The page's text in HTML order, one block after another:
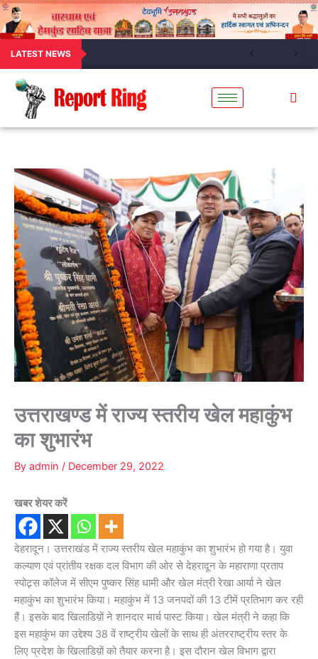
LATEST NEWS
उत्तराखण्ड में राज्य स्तरीय खेल महाकुंभ
का शुभारंभ
By admin / December 29, 2022
खबर शेयर करें
देहरादून। उत्तराखंड में राज्य स्तरीय खेल महाकुंभ का शुभारंभ हो गया है। युवा
कल्याण एवं प्रांतीय रक्षक दल विभाग की ओर से देहरादून के महाराणा प्रताप
स्पोट्र्स कॉलेज में सीएम पुष्कर सिंह धामी और खेल मंत्री रेखा आर्या ने खेल
महाकुंभ का शुभारंभ किया। महाकुंभ में 13 जनपदों की 13 टीमें प्रतिभाग कर रही
हैं। इसके बाद खिलाडिय़ों ने शानदार मार्च पास्ट किया। खेल मंत्री ने कहा कि
इस महाकुंभ का उद्देश्य 38 वें राष्ट्रीय खेलों के साथ ही अंतरराष्ट्रीय स्तर के
लिए प्रदेश के खिलाडिय़ों को तैयार करना है। इस दौरान खेल विभाग द्वारा